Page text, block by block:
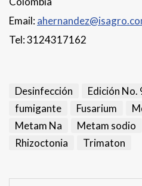
Email:
Tel: 3124317162
Desinfección Edición No.
fumigante
Fusarium
Metam Na
Metam sodio
Rhizoctonia
Trimaton